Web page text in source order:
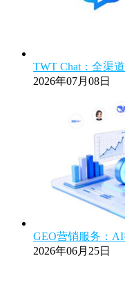
TWT Chat：全渠
2026年07月08日
GEO营销服务：
2026年06月25日